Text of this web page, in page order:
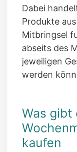
Dabei
Produkte
Mitbringsel
abseits des
jeweiligen
werden
Was gibt
kaufen